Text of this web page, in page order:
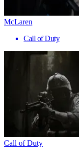
McLaren
Call of Duty
Call of Duty